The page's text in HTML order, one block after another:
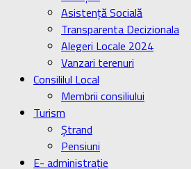
Asistenţă Socială
Transparenta Decizionala
Alegeri Locale 2024
Vanzari terenuri
Consililul Local
Membrii consiliului
Turism
Ştrand
Pensiuni
E- administrație